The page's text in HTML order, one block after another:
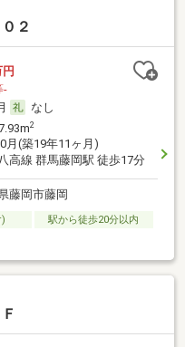
２
-
なし
2
月(築19年11ヶ月)
高線 群馬藤岡駅 徒歩17分
藤岡市藤岡
駅から徒歩20分以内